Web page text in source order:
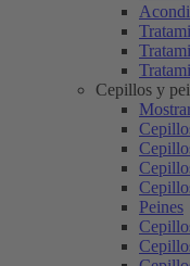
Cepillos y
Peines